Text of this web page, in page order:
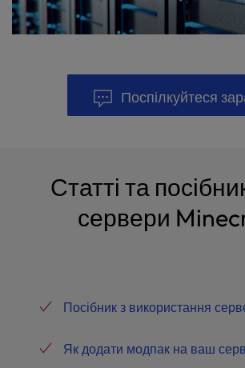
Поспілкуйтеся
Статті та
сервери
Посібник з використання
Як додати модпак на ваш